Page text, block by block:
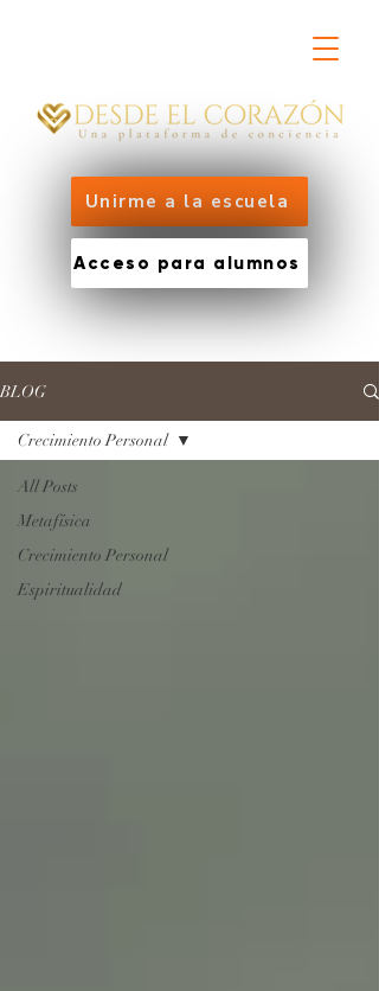
Unirme a la escuela
Acceso para alumnos
BLOG
All Posts
Metafísica
Crecimiento Personal
Espiritualidad
Crecimiento Personal